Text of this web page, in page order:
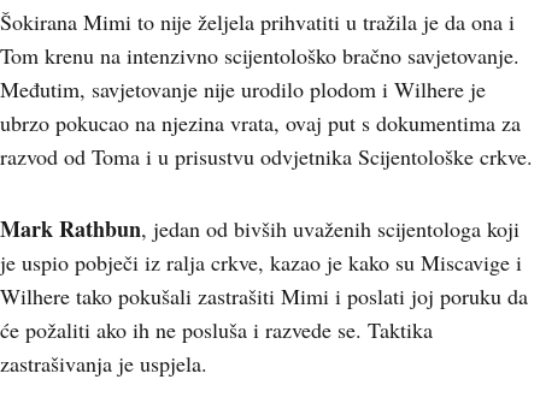
Šokirana Mimi to nije željela prihvatiti u tražila je da ona i
Tom krenu na intenzivno scijentološko bračno savjetovanje.
Međutim, savjetovanje nije urodilo plodom i Wilhere je
ubrzo pokucao na njezina vrata, ovaj put s dokumentima za
razvod od Toma i u prisustvu odvjetnika Scijentološke crkve.
Mark Rathbun, jedan od bivših uvaženih scijentologa koji
je uspio pobječi iz ralja crkve, kazao je kako su Miscavige i
Wilhere tako pokušali zastrašiti Mimi i poslati joj poruku da
će požaliti ako ih ne posluša i razvede se. Taktika
zastrašivanja je uspjela.